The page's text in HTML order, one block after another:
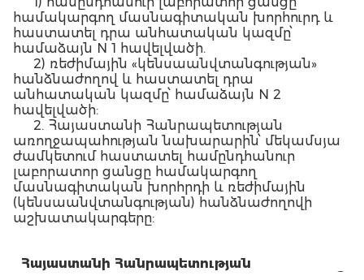
համակարգող մասնագիտական խորհուրդ և
հաստատել դրա անհատական կազմը՝
համաձայն N 1 հավելվածի.
2) ռեժիմային «կենսաանվտանգության»
հանձնաժողով և հաստատել դրա
անհատական կազմը՝ համաձայն N 2
հավելվածի:
2. Հայաստանի Հանրապետության
առողջապահության նախարարին՝ մեկամսյա
ժամկետում հաստատել համընդհանուր
լաբորատոր ցանցը համակարգող
մասնագիտական խորհրդի և ռեժիմային
(կենսաանվտանգության) հանձնաժողովի
աշխատակարգերը:
Հայաստանի Հանրապետության
Տ.